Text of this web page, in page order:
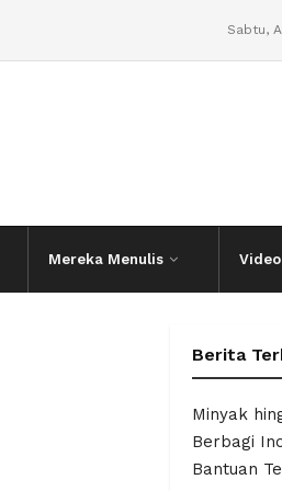
Sabtu,
Mereka Menulis Video
Berita
Minyak
Berbagi
Bantuan